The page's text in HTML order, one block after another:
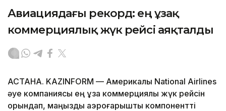
Авиациядағы рекорд: ең ұзақ
коммерциялық жүк рейсі аяқталды
АСТАНА. KAZINFORM — Америкалық National Airlines
әуе компаниясы ең ұзақ коммерциялық жүк рейсін
орындап, маңызды аэроғарыштық компонентті